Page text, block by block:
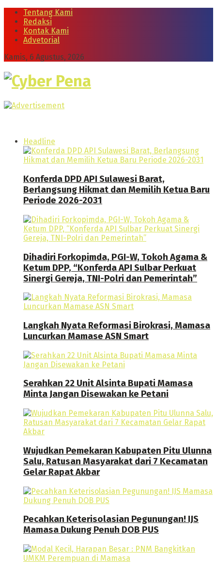
Tentang Kami
Redaksi
Kontak Kami
Advetorial
Kamis, 6 Agustus, 2026
Headline
Konferda DPD API Sulawesi Barat,
Berlangsung Hikmat dan Memilih Ketua Baru
Periode 2026-2031
Dihadiri Forkopimda, PGI-W, Tokoh Agama &
Ketum DPP, “Konferda API Sulbar Perkuat
Sinergi Gereja, TNI-Polri dan Pemerintah”
Langkah Nyata Reformasi Birokrasi, Mamasa
Luncurkan Mamase ASN Smart
Serahkan 22 Unit Alsinta Bupati Mamasa
Minta Jangan Disewakan ke Petani
Wujudkan Pemekaran Kabupaten Pitu Ulunna
Salu, Ratusan Masyarakat dari 7 Kecamatan
Gelar Rapat Akbar
Pecahkan Keterisolasian Pegunungan! IJS
Mamasa Dukung Penuh DOB PUS